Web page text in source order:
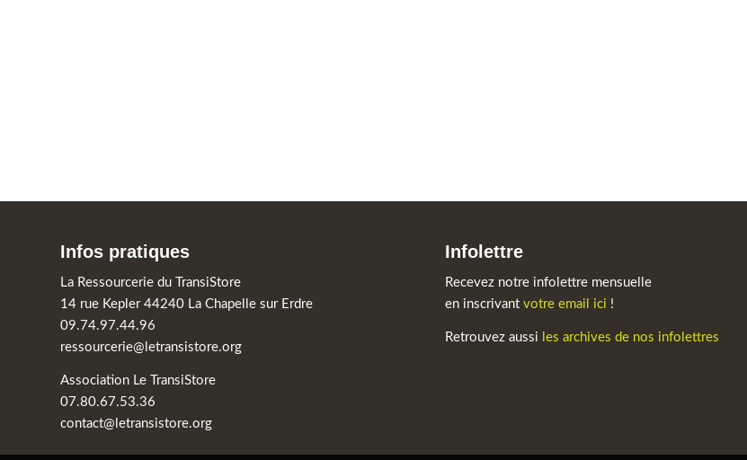
Infos pratiques
La Ressourcerie du TransiStore
14 rue Kepler 44240 La Chapelle sur Erdre
09.74.97.44.96
ressourcerie@letransistore.org
Association Le TransiStore
07.80.67.53.36
contact@letransistore.org
Infolettre
Recevez notre infolettre mensuelle
en inscrivant votre email ici !
Retrouvez aussi les archives de nos infolettres